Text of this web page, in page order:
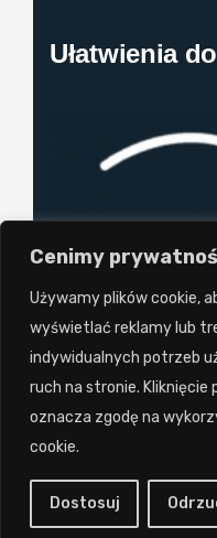
Cenimy
Używamy plików cookie,
wyświetlać reklamy lub
indywidualnych potrzeb
ruch na stronie.
oznacza zgodę na
cookie.
Dostosuj
Ułatwienia
Projekt i